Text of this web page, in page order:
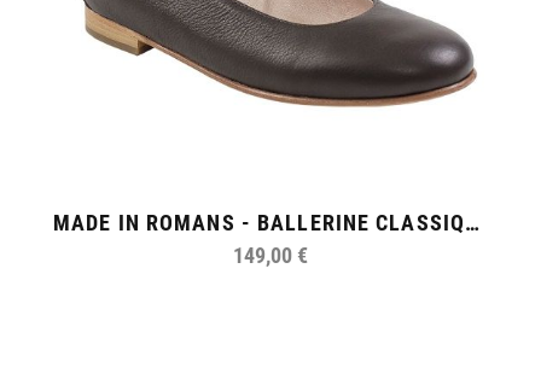
MADE IN ROMANS - BALLERINE CLASSIQUE
149,00 €